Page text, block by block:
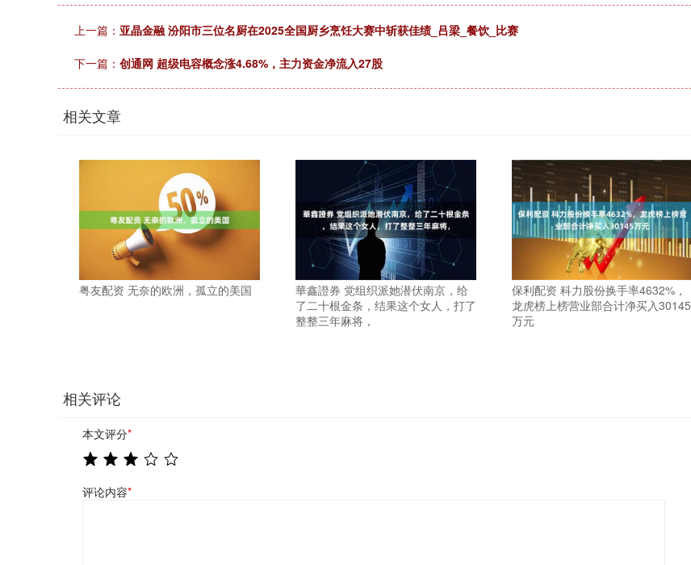
上一篇： 亚晶金融 汾阳市三位名厨在2025全国厨乡烹饪大赛中斩获佳绩_吕梁_餐饮_比赛
下一篇： 创通网 超级电容概念涨4.68%，主力资金净流入27股
相关文章
粤友配资 无奈的欧洲，孤立的美国
華鑫證券 党组织派她潜伏南京，给
了二十根金条，结果这个女人，打了
整整三年麻将，
保利配资 科力股份换手率4632%，
龙虎榜上榜营业部合计净买入30145
万元
相关评论
本文评分*
评论内容*